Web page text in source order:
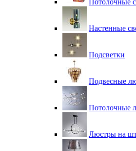
Потолочные
Настенные
Подсветки
Подвесные
Потолочные
Люстры на